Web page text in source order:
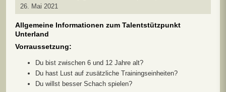
26. Mai 2021
Allgemeine Informationen zum Talentstützpunkt
Unterland
Vorraussetzung:
Du bist zwischen 6 und 12 Jahre alt?
Du hast Lust auf zusätzliche Trainingseinheiten?
Du willst besser Schach spielen?